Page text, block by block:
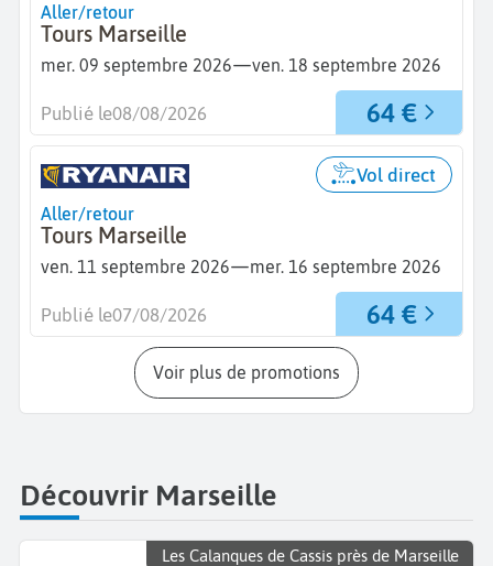
Aller/retour
Tours Marseille
mer. 09 septembre 2026—ven. 18 septembre 2026
64 €
Publié le08/08/2026
Aller/retour
Tours Marseille
ven. 11 septembre 2026—mer. 16 septembre 2026
Vol direct
64 €
Publié le07/08/2026
Voir plus de promotions
Découvrir Marseille
Les Calanques de Cassis près de Marseille